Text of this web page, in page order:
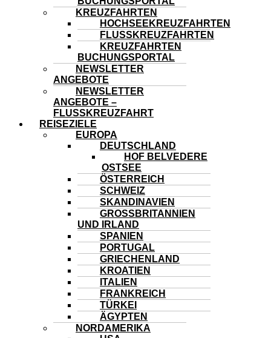
KREUZFAHRTEN
HOCHSEEKREUZFAHRTEN
FLUSSKREUZFAHRTEN
KREUZFAHRTEN
BUCHUNGSPORTAL
NEWSLETTER
ANGEBOTE
NEWSLETTER
ANGEBOTE –
FLUSSKREUZFAHRT
REISEZIELE
EUROPA
DEUTSCHLAND
HOF BELVEDERE
OSTSEE
ÖSTERREICH
SCHWEIZ
SKANDINAVIEN
GROSSBRITANNIEN U
ND IRLAND
SPANIEN
PORTUGAL
GRIECHENLAND
KROATIEN
ITALIEN
FRANKREICH
TÜRKEI
ÄGYPTEN
NORDAMERIKA